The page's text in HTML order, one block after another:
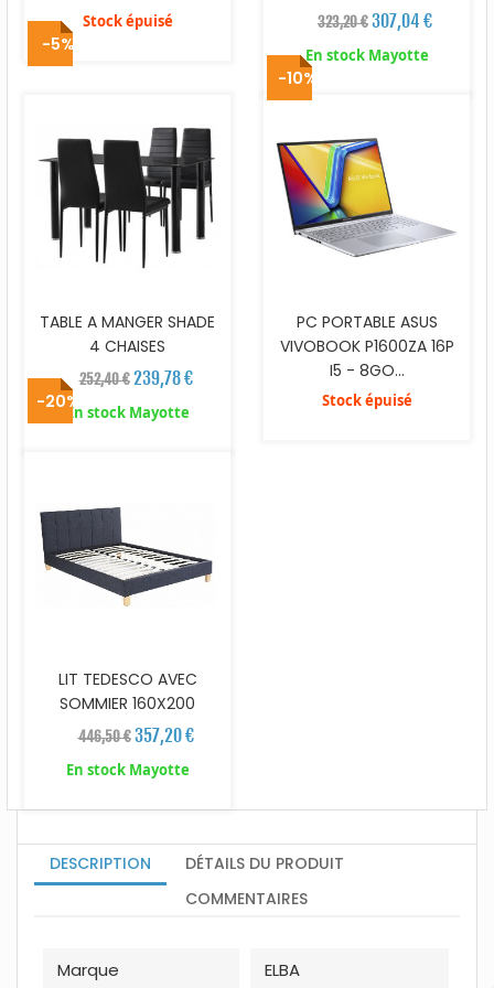
Stock épuisé 323,20 €307,04 €
En stock Mayotte
-5%
TABLE A MANGER SHADE
4 CHAISES
252,40 € 239,78 €
En stock Mayotte
-10%
PC PORTABLE ASUS
VIVOBOOK P1600ZA 16P
I5 - 8GO...
Stock épuisé
-20%
LIT TEDESCO AVEC
SOMMIER 160X200
446,50 € 357,20 €
En stock Mayotte
DESCRIPTION
DÉTAILS DU PRODUIT
COMMENTAIRES
Marque ELBA